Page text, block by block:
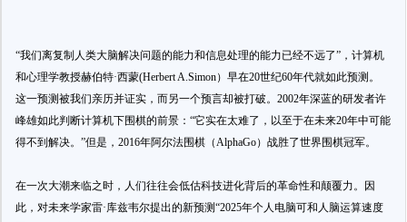
“我们离复制人类大脑解决问题的能力和信息处理的能力已经不远了”，计算机
和心理学教授赫伯特·西蒙(Herbert A.Simon）早在20世纪60年代就如此预测。
这一预测被我们亲历并证实，而另一个预言却被打破。2002年深蓝的研发者许
峰雄如此判断计算机下围棋的前景：“它实在太难了，以至于在未来20年中可能
得不到解决。”但是，2016年阿尔法围棋（AlphaGo）战胜了世界围棋冠军。
在一次大潮来临之时，人们往往会低估科技进化背后的革命性和颠覆力。因
此，对未来学家雷·库兹韦尔提出的新预测“2025年个人电脑可和人脑运算速度